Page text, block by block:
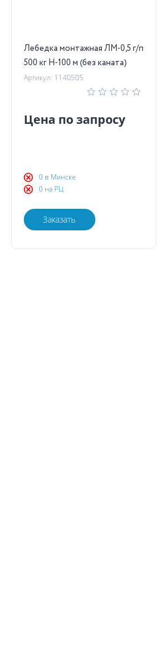
Лебедка монтажная ЛМ-0,5 г/п
500 кг Н-100 м (без каната)
Артикул: 1140505
Цена по запросу
0 в Минске
0 на РЦ
Заказать